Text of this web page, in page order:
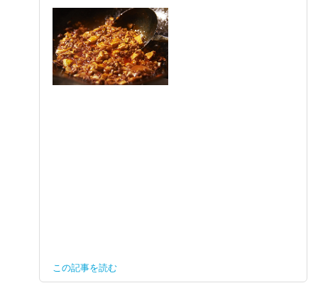
この記事を読む